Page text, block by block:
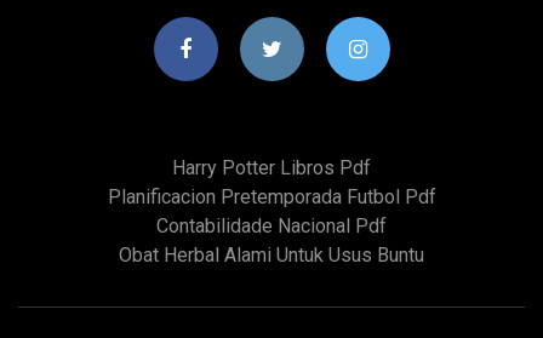
Harry Potter Libros Pdf
Planificacion Pretemporada Futbol Pdf
Contabilidade Nacional Pdf
Obat Herbal Alami Untuk Usus Buntu